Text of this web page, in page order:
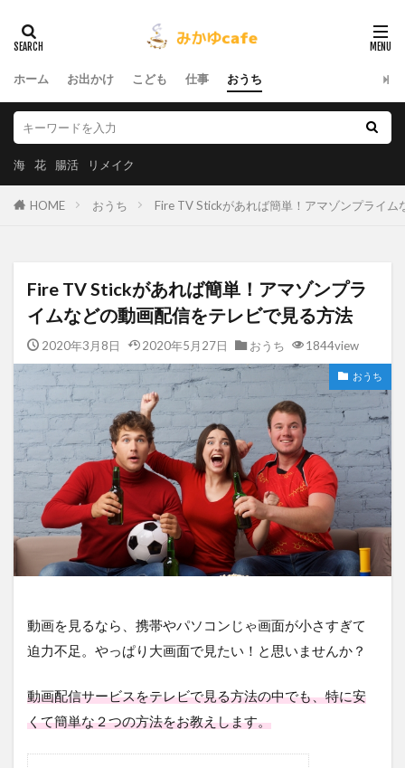
ホーム お出かけ こども 仕事 おうち
海 花 腸活 リメイク
HOME おうち Fire TV Stickがあれば簡単！アマゾンプライ
Fire TV Stickがあれば簡単！アマゾンプラ
イムなどの動画配信をテレビで見る方法
2020年3月8日 2020年5月27日 おうち 1844view
おうち
動画を見るなら、携帯やパソコンじゃ画面が小さすぎて
迫力不足。やっぱり大画面で見たい！と思いませんか？
動画配信サービスをテレビで見る方法の中でも、特に安
くて簡単な２つの方法をお教えします。